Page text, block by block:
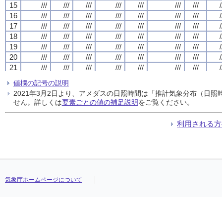
15
/// /// /// /// /// /// ///
16
/// /// /// /// /// /// ///
17
/// /// /// /// /// /// ///
18
/// /// /// /// /// /// ///
19
/// /// /// /// /// /// ///
20
/// /// /// /// /// /// ///
21
/// /// /// /// /// /// ///
23
/// /// ///
24
/// /// /// /// /// /// ///
15
/// /// /// /// /// /// ///
16
/// /// /// /// /// /// ///
17
/// /// /// /// /// /// ///
18
/// /// /// /// /// /// ///
19
/// /// /// /// /// /// ///
20
/// /// /// /// /// /// ///
21
/// /// /// /// /// /// ///
23
/// /// ///
24
/// /// /// /// /// /// ///
15
/// /// /// /// /// /// ///
16
/// /// /// /// /// /// ///
17
/// /// /// /// /// /// ///
18
/// /// /// /// /// /// ///
19
/// /// /// /// /// /// ///
20
/// /// /// /// /// /// ///
21
/// /// /// /// /// /// ///
23
/// /// ///
24
/// /// /// /// /// /// ///
15
/// /// /// /// /// /// ///
16
/// /// /// /// /// /// ///
17
/// /// /// /// /// /// ///
18
/// /// /// /// /// /// ///
19
/// /// /// /// /// /// ///
20
/// /// /// /// /// /// ///
21
/// /// /// /// /// /// ///
23
/// /// ///
24
/// /// /// /// /// /// ///
値欄の記号の説明
2021年3月2日より、アメダスの日照時間は「推計気象分布（日
せん。詳しくは要素ごとの値の補足説明をご覧ください。
利用される
気象庁ホームページについて